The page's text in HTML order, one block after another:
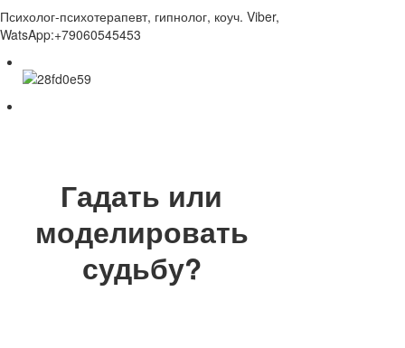
Психолог-психотерапевт, гипнолог, коуч. Viber,
WatsApp:+79060545453
Гадать или
моделировать
судьбу?